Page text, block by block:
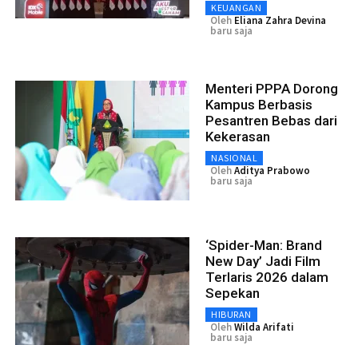
KEUANGAN
Oleh Eliana Zahra Devina
baru saja
Menteri PPPA Dorong
Kampus Berbasis
Pesantren Bebas dari
Kekerasan
NASIONAL
OlehAditya Prabowo
baru saja
‘Spider-Man: Brand
New Day’ Jadi Film
Terlaris 2026 dalam
Sepekan
HIBURAN
OlehWilda Arifati
baru saja